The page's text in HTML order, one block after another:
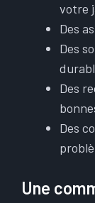
votre
Des
Des
Des
Des
Une